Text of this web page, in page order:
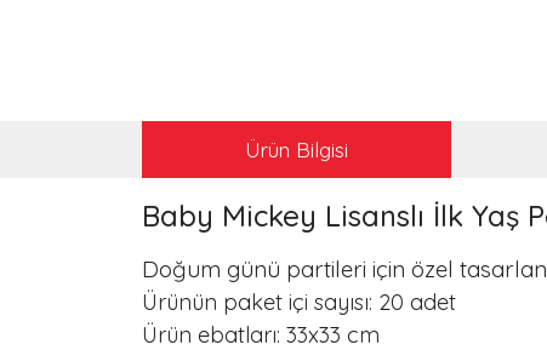
Ürün Bilgisi
Baby Mickey Lisanslı İlk Yaş
Doğum günü partileri için özel
Ürünün paket içi sayısı: 20 adet
Ürün ebatları: 33x33 cm